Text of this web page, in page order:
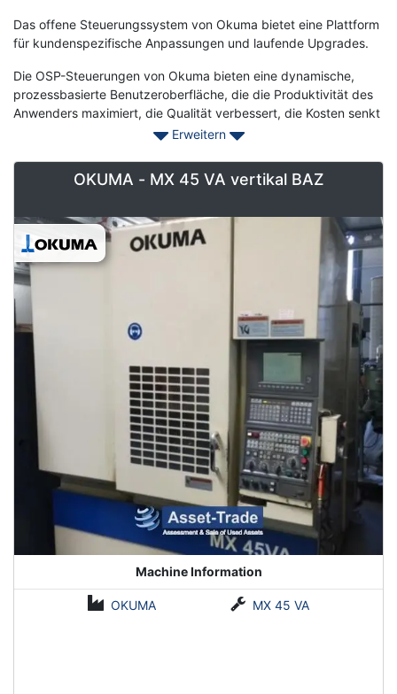
Das offene Steuerungssystem von Okuma bietet eine Plattform
für kundenspezifische Anpassungen und laufende Upgrades.
Die OSP-Steuerungen von Okuma bieten eine dynamische,
prozessbasierte Benutzeroberfläche, die die Produktivität des
Anwenders maximiert, die Qualität verbessert, die Kosten senkt
und die Türen zu Spitzentechnologien mit einer offenen
CNC-Steuerungen bietet unser Steuerungssystem mit offener
Architektur eine Plattform für kundenspezifische Anpassungen
Wenden Sie sich noch heute an Asset-Trade, um Ihre
gebrauchten Maschinen zur Verbesserung Ihrer Produktion zu
finden.
Erweitern
OKUMA - MX 45 VA vertikal BAZ
Machine Information
OKUMA MX 45 VA